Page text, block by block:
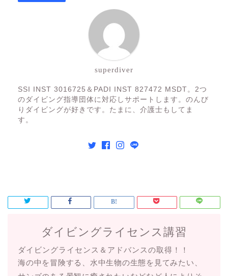
superdiver
SSI INST 3016725＆PADI INST 827472 MSDT。2つ
のダイビング指導団体に対応しサポートします。のんび
りダイビングが好きです。たまに、介護士もしてま
す。
ダイビングライセンス講習
ダイビングライセンス＆アドバンスの取得！！
海の中を冒険する、水中生物の生態を見てみたい、